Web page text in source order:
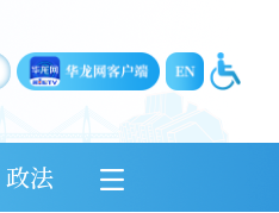
政法